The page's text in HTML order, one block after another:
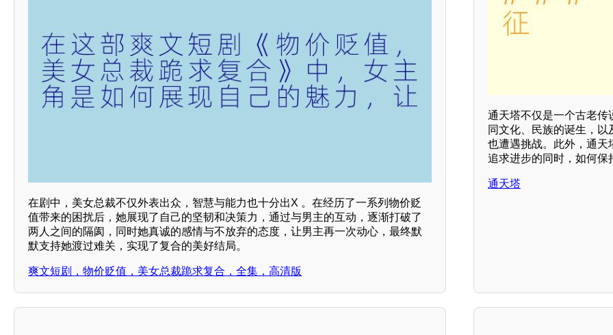
在剧中，美女总裁不仅外表出众，智慧与能力也十分出X 。在经历了一系列物价贬
值带来的困扰后，她展现了自己的坚韧和决策力，通过与男主的互动，逐渐打破了
两人之间的隔阂，同时她真诚的感情与不放弃的态度，让男主再一次动心，最终默
默支持她渡过难关，实现了复合的美好结局。
爽文短剧，物价贬值，美女总裁跪求复合，全集，高清版
通天塔不仅是一个古老传
同文化、民族的诞生，
也遭遇挑战。此外，通天
追求进步的同时，如何保
通天塔